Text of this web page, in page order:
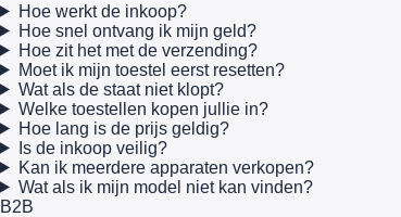
Hoe werkt de inkoop?
Hoe snel ontvang ik mijn geld?
Hoe zit het met de verzending?
Moet ik mijn toestel eerst resetten?
Wat als de staat niet klopt?
Welke toestellen kopen jullie in?
Hoe lang is de prijs geldig?
Is de inkoop veilig?
Kan ik meerdere apparaten verkopen?
Wat als ik mijn model niet kan vinden?
B2B